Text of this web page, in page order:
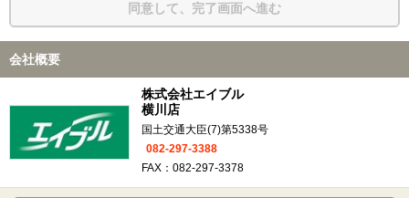
同意して、完了画面へ進む
会社概要
株式会社エイブル
横川店
国土交通大臣(7)第5338号
082-297-3388
FAX：082-297-3378